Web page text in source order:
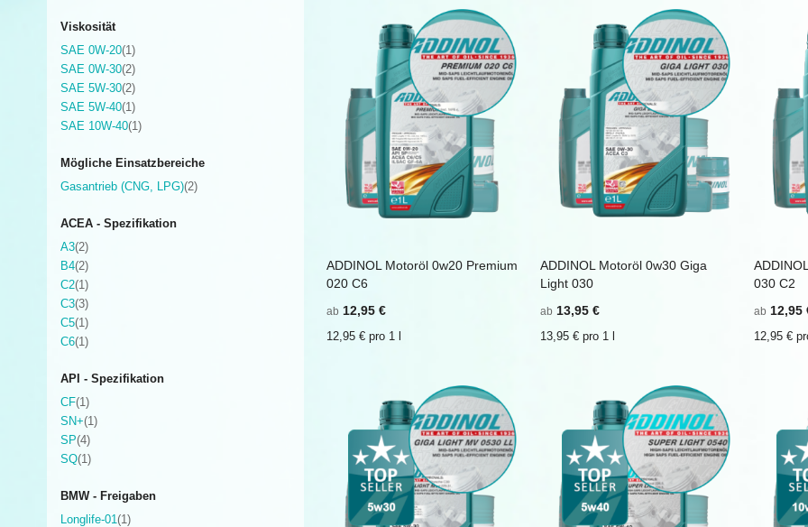
In den Einkaufswagen
WUNSCHZETTEL
HINZUFÜGEN
VERGLEICHSLISTE
ADDINOL Motoröl 0w20 Premium
020 C6
ab 12,95 €
12,95 € pro 1 l
In den Einkaufswagen
ADDINOL Motoröl 0w30 Giga
Light 030
ab 13,95 €
13,95 € pro 1 l
In
030 C2
ab 12,95
12,95 €
Viskosität
SAE 0W-20 1 Artikel
SAE 0W-30 2Artikel
SAE 5W-30 2Artikel
SAE 5W-40 1 Artikel
SAE 10W-40 1 Artikel
Mögliche Einsatzbereiche
Gasantrieb (CNG, LPG) 2Artikel
ACEA - Spezifikation
A3 2Artikel
B4 2Artikel
C2 1 Artikel
C3 3Artikel
C5 1 Artikel
C6 1 Artikel
API - Spezifikation
CF 1 Artikel
SN+ 1 Artikel
SP 4Artikel
SQ 1 Artikel
BMW - Freigaben
Longlife-01 1 Artikel